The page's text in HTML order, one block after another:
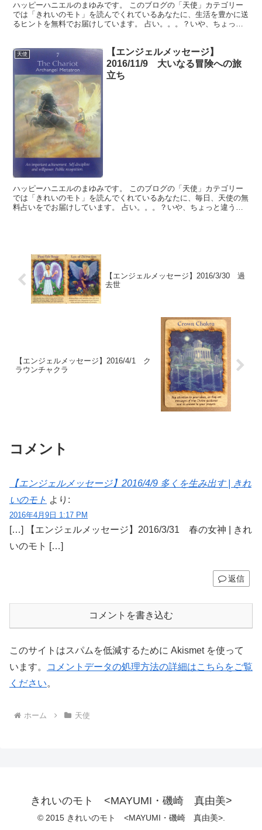
ハッピーハニエルのまゆみです。 このブログの「天使」カテゴリー
では「きれいのモト」を読んでくれているあなたに、生活を豊かに送
るヒントを無料でお届けしています。 占い。。。？いや、ちょっと
天使
【エンジェルメッセージ】
2016/11/9 大いなる冒険への旅
立ち
ハッピーハニエルのまゆみです。 このブログの「天使」カテゴリー
では「きれいのモト」を読んでくれているあなたに、毎日、天使の無
料占いをでお届けしています。 占い。。。？いや、ちょっと違うか
【エンジェルメッセージ】2016/3/30 過
去世
【エンジェルメッセージ】2016/4/1 ク
ラウンチャクラ
コメント
【エンジェルメッセージ】2016/4/9 多くを生み出す | きれ
いのモト より:
2016年4月9日 1:17 PM
[…] 【エンジェルメッセージ】2016/3/31 春の女神 | きれ
いのモト […]
返信
コメントを書き込む
このサイトはスパムを低減するために Akismet を使って
います。
コメントデータの処理方法の詳細はこちらをご覧
ください。
ホーム 天使
きれいのモト <MAYUMI・磯崎 真由美>
© 2015 きれいのモト <MAYUMI・磯崎 真由美>.